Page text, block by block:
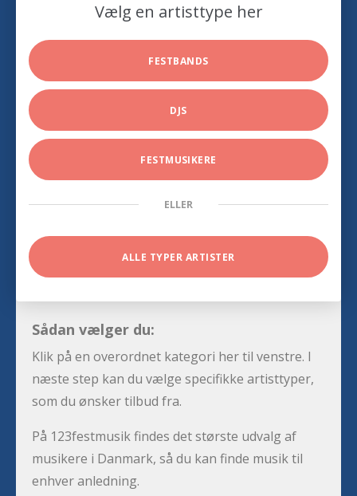
Vælg en artisttype her
FESTBANDS
DJS
FESTMUSIKERE
ELLER
ALLE TYPER ARTISTER
Sådan vælger du:
Klik på en overordnet kategori her til venstre. I
næste step kan du vælge specifikke artisttyper,
som du ønsker tilbud fra.
På 123festmusik findes det største udvalg af
musikere i Danmark, så du kan finde musik til
enhver anledning.